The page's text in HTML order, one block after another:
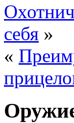
себя »
«